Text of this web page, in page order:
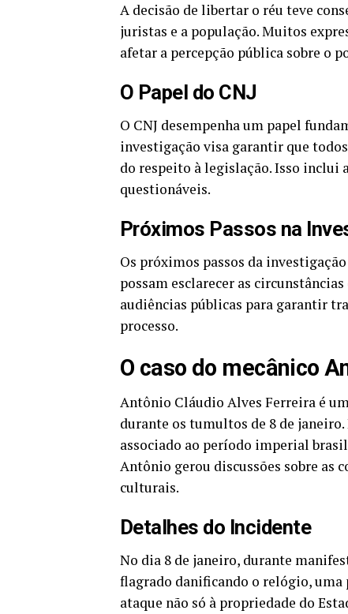
A decisão de libertar o réu teve
juristas e a população. Muitos
afetar a percepção pública sobre o
O Papel do CNJ
O CNJ desempenha um papel
investigação visa garantir que
do respeito à legislação. Isso inclui
questionáveis.
Próximos Passos na
Os próximos passos da
possam esclarecer as
audiências públicas para garantir
processo.
O caso do mecânico
Antônio Cláudio Alves Ferreira é
durante os tumultos de 8 de janeiro.
associado ao período imperial
Antônio gerou discussões sobre as
culturais.
Detalhes do Incidente
No dia 8 de janeiro, durante
flagrado danificando o relógio,
ataque não só à propriedade do